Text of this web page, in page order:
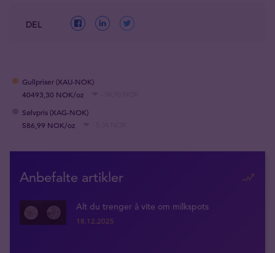
DEL
Gullpriser (XAU-NOK)
40493,30 NOK/oz
Sølvpris (XAG-NOK)
586,99 NOK/oz
Anbefalte artikler
Alt du trenger å vite om milkspots
18.12.2025